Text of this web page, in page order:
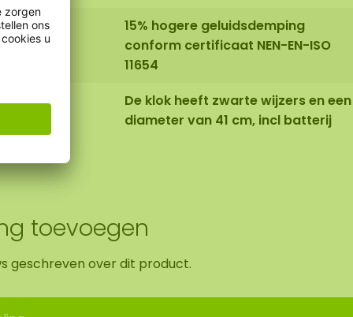
15% hogere geluidsdemping
conform certificaat NEN-EN-ISO
11654
De klok heeft zwarte wijzers en een
diameter van 41 cm, incl batterij
toevoegen
geschreven over dit product.